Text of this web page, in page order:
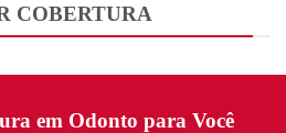
COBERTURA
em Odonto para Você